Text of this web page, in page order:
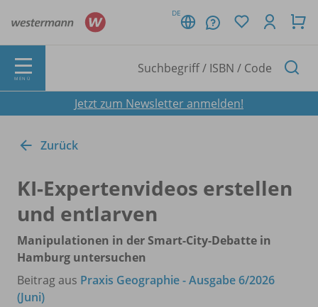
DE
MENÜ
Jetzt zum Newsletter anmelden!
Zurück
KI-Expertenvideos erstellen
und entlarven
Manipulationen in der Smart-City-Debatte in
Hamburg untersuchen
Beitrag aus Praxis Geographie - Ausgabe 6/2026
(Juni)